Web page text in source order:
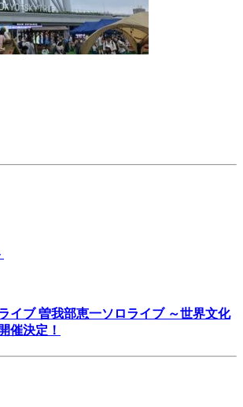
イブ 曽我部恵一ソロライブ ～世界文化
催決定！